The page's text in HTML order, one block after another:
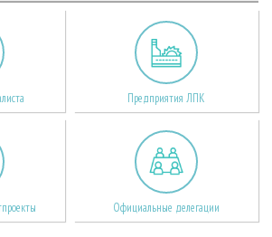
Предприятия ЛПК
Официальные делегации